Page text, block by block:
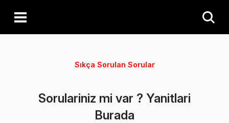
Sıkça Sorulan Sorular
Sorulariniz mi var ? Yanitlari
Burada